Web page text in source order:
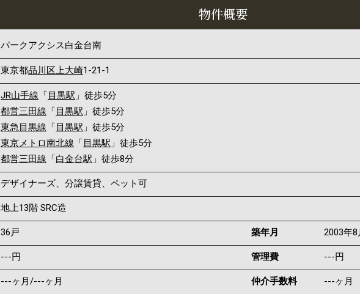
物件概要
パークアクシス白金台南
東京都品川区上大崎1-21-1
JR山手線 「目黒駅 」徒歩5分
都営三田線 「目黒駅 」徒歩5分
東急目黒線 「目黒駅 」徒歩5分
東京メトロ南北線 「目黒駅 」徒歩5分
都営三田線 「白金台駅 」徒歩8分
デザイナーズ、分譲賃貸、ペット可
地上13階 SRC造
36戸 築年月 2003年8
---円 管理費 ---円
---ヶ月/---ヶ月 仲介手数料 ---ヶ月